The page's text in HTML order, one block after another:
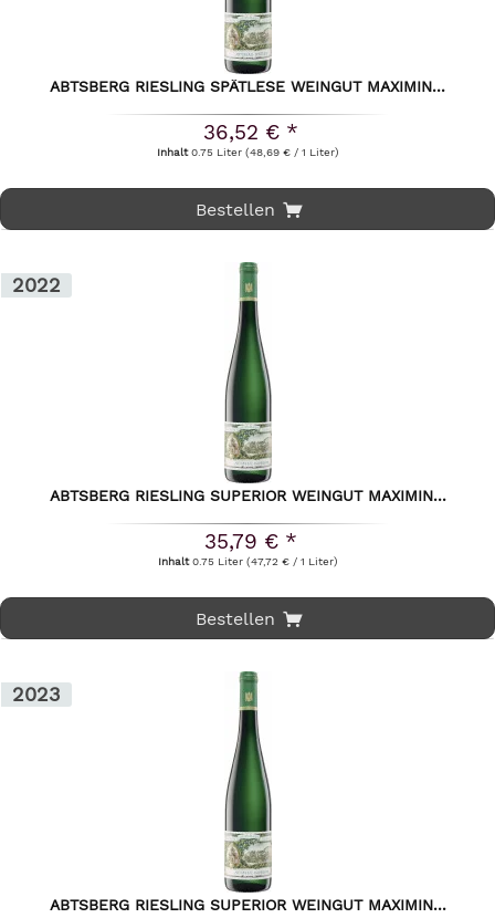
ABTSBERG RIESLING SPÄTLESE WEINGUT MAXIMIN...
36,52 € *
Inhalt0.75 Liter (48,69 € / 1 Liter)
Bestellen
2022
ABTSBERG RIESLING SUPERIOR WEINGUT MAXIMIN...
35,79 € *
Inhalt0.75 Liter (47,72 € / 1 Liter)
Bestellen
2023
ABTSBERG RIESLING SUPERIOR WEINGUT MAXIMIN...